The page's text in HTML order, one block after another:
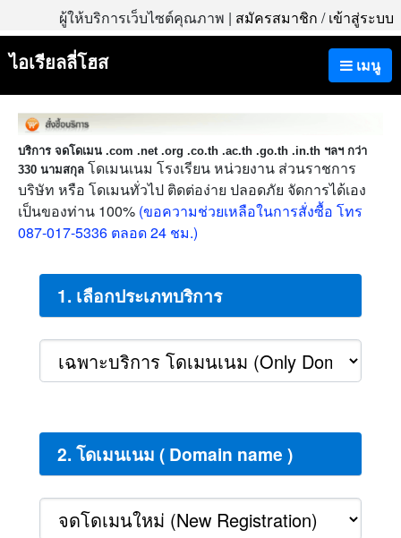
ผู้ให้บริการเว็บไซต์คุณภาพ | สมัครสมาชิก /เข้าสู่ระบบ
เมนู
ไอเรียลลี่โฮส
บริการ จดโดเมน .com .net .org .co.th .ac.th .go.th .in.th ฯลฯ กว่า
330 นามสกุล โดเมนเนม โรงเรียน หน่วยงาน ส่วนราชการ
บริษัท หรือ โดเมนทั่วไป ติดต่อง่าย ปลอดภัย จัดการได้เอง
เป็นของท่าน 100% (ขอความช่วยเหลือในการสั่งซื้อ โทร
087-017-5336 ตลอด 24 ชม.)
1. เลือกประเภทบริการ
2. โดเมนเนม ( Domain name )